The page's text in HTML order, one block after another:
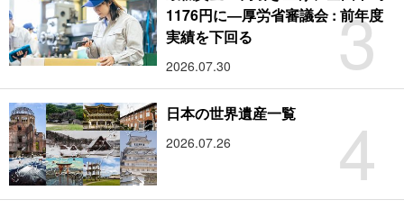
3
1176円に―厚労省審議会 : 前年度
実績を下回る
2026.07.30
4
日本の世界遺産一覧
2026.07.26